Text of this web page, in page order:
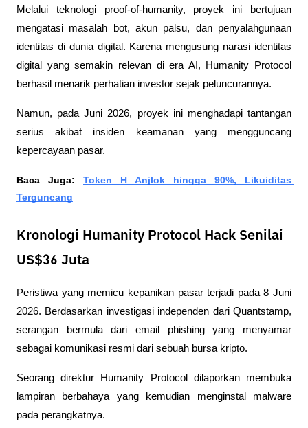
Melalui teknologi proof-of-humanity, proyek ini bertujuan
mengatasi masalah bot, akun palsu, dan penyalahgunaan
identitas di dunia digital. Karena mengusung narasi identitas
digital yang semakin relevan di era AI, Humanity Protocol
berhasil menarik perhatian investor sejak peluncurannya.
Namun, pada Juni 2026, proyek ini menghadapi tantangan
serius akibat insiden keamanan yang mengguncang
kepercayaan pasar.
Baca Juga: Token H Anjlok hingga 90%, Likuiditas
Terguncang
Kronologi Humanity Protocol Hack Senilai
US$36 Juta
Peristiwa yang memicu kepanikan pasar terjadi pada 8 Juni
2026. Berdasarkan investigasi independen dari Quantstamp,
serangan bermula dari email phishing yang menyamar
sebagai komunikasi resmi dari sebuah bursa kripto.
Seorang direktur Humanity Protocol dilaporkan membuka
lampiran berbahaya yang kemudian menginstal malware
pada perangkatnya.